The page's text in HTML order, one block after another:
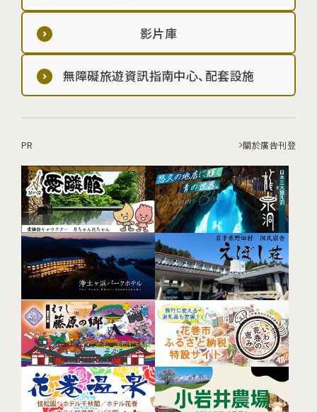
影片庫
無障礙旅遊資訊指南中心、配套設施
PR 關於廣告刊登